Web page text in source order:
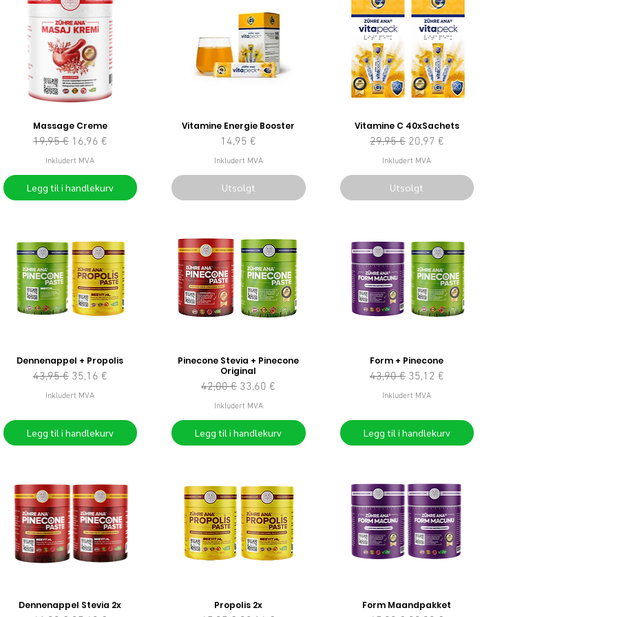
Massage Creme
Vanlig pris
19,95 € Salgspris
16,96 €
Inkludert MVA
Legg til i handlekurv
Vitamine Energie Booster
Pris
14,95 €
Inkludert MVA
Utsolgt
Vitamine C 40xSachets
Vanlig pris
29,95 € Salgspris
20,97 €
Inkludert MVA
Utsolgt
Dennenappel + Propolis
Vanlig pris
43,95 € Salgspris
35,16 €
Inkludert MVA
Legg til i handlekurv
Pinecone Stevia + Pinecone
Original
Vanlig pris
42,00 € Salgspris
33,60 €
Inkludert MVA
Legg til i handlekurv
Form + Pinecone
Vanlig pris
43,90 € Salgspris
35,12 €
Inkludert MVA
Legg til i handlekurv
Dennenappel Stevia 2x Propolis 2x Form Maandpakket